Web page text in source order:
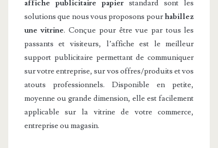
affiche publicitaire papierstandard sont les
solutions que nous vous proposons pour habillez
une vitrine. Conçue pour être vue par tous les
passants et visiteurs, l’affiche est le meilleur
support publicitaire permettant de communiquer
sur votre entreprise, sur vos offres/produits et vos
atouts professionnels. Disponible en petite,
moyenne ou grande dimension, elle est facilement
applicable sur la vitrine de votre commerce,
entreprise ou magasin.